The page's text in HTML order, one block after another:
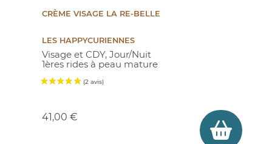
CRÈME VISAGE LA RE-BELLE
LES HAPPYCURIENNES
Visage et CDY, Jour/Nuit
1ères rides à peau mature
41,00 €